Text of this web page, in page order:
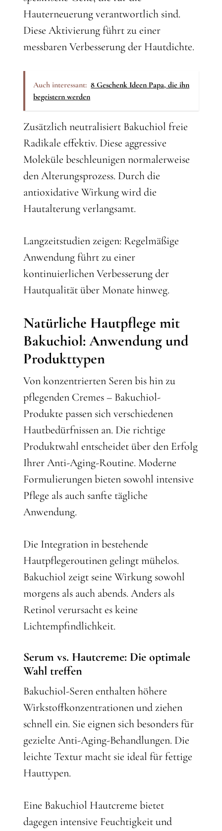
Hauterneuerung verantwortlich sind.
Diese Aktivierung führt zu einer
messbaren Verbesserung der Hautdichte.
Auch interessant: 8 Geschenk Ideen Papa, die ihn
begeistern werden
Zusätzlich neutralisiert Bakuchiol freie
Radikale effektiv. Diese aggressive
Moleküle beschleunigen normalerweise
den Alterungsprozess. Durch die
antioxidative Wirkung wird die
Hautalterung verlangsamt.
Langzeitstudien zeigen: Regelmäßige
Anwendung führt zu einer
kontinuierlichen Verbesserung der
Hautqualität über Monate hinweg.
Natürliche Hautpflege mit
Bakuchiol: Anwendung und
Produkttypen
Von konzentrierten Seren bis hin zu
pflegenden Cremes – Bakuchiol-
Produkte passen sich verschiedenen
Hautbedürfnissen an. Die richtige
Produktwahl entscheidet über den Erfolg
Ihrer Anti-Aging-Routine. Moderne
Formulierungen bieten sowohl intensive
Pflege als auch sanfte tägliche
Anwendung.
Die Integration in bestehende
Hautpflegeroutinen gelingt mühelos.
Bakuchiol zeigt seine Wirkung sowohl
morgens als auch abends. Anders als
Retinol verursacht es keine
Lichtempfindlichkeit.
Serum vs. Hautcreme: Die optimale
Wahl treffen
Bakuchiol-Seren enthalten höhere
Wirkstoffkonzentrationen und ziehen
schnell ein. Sie eignen sich besonders für
gezielte Anti-Aging-Behandlungen. Die
leichte Textur macht sie ideal für fettige
Hauttypen.
Eine Bakuchiol Hautcreme bietet
dagegen intensive Feuchtigkeit und